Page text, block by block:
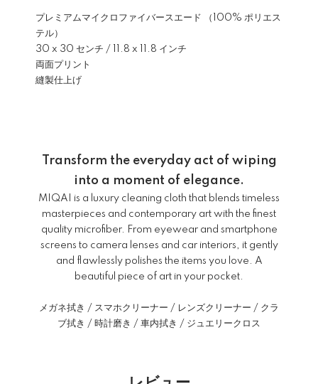
プレミアムマイクロファイバースエード （100% ポリエス
テル）
30 x 30 センチ / 11.8 x 11.8 インチ
両面プリント
縫製仕上げ
Transform the everyday act of wiping
into a moment of elegance.
MIQAI is a luxury cleaning cloth that blends timeless
masterpieces and contemporary art with the finest
quality microfiber. From eyewear and smartphone
screens to camera lenses and car interiors, it gently
and flawlessly polishes the items you love. A
beautiful piece of art in your pocket.
メガネ拭き / スマホクリーナー / レンズクリーナー / クラ
ブ拭き / 時計磨き / 車内拭き / ジュエリークロス